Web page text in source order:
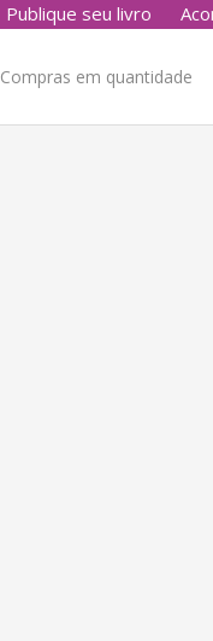
Publique seu livro
Compras em quantidade